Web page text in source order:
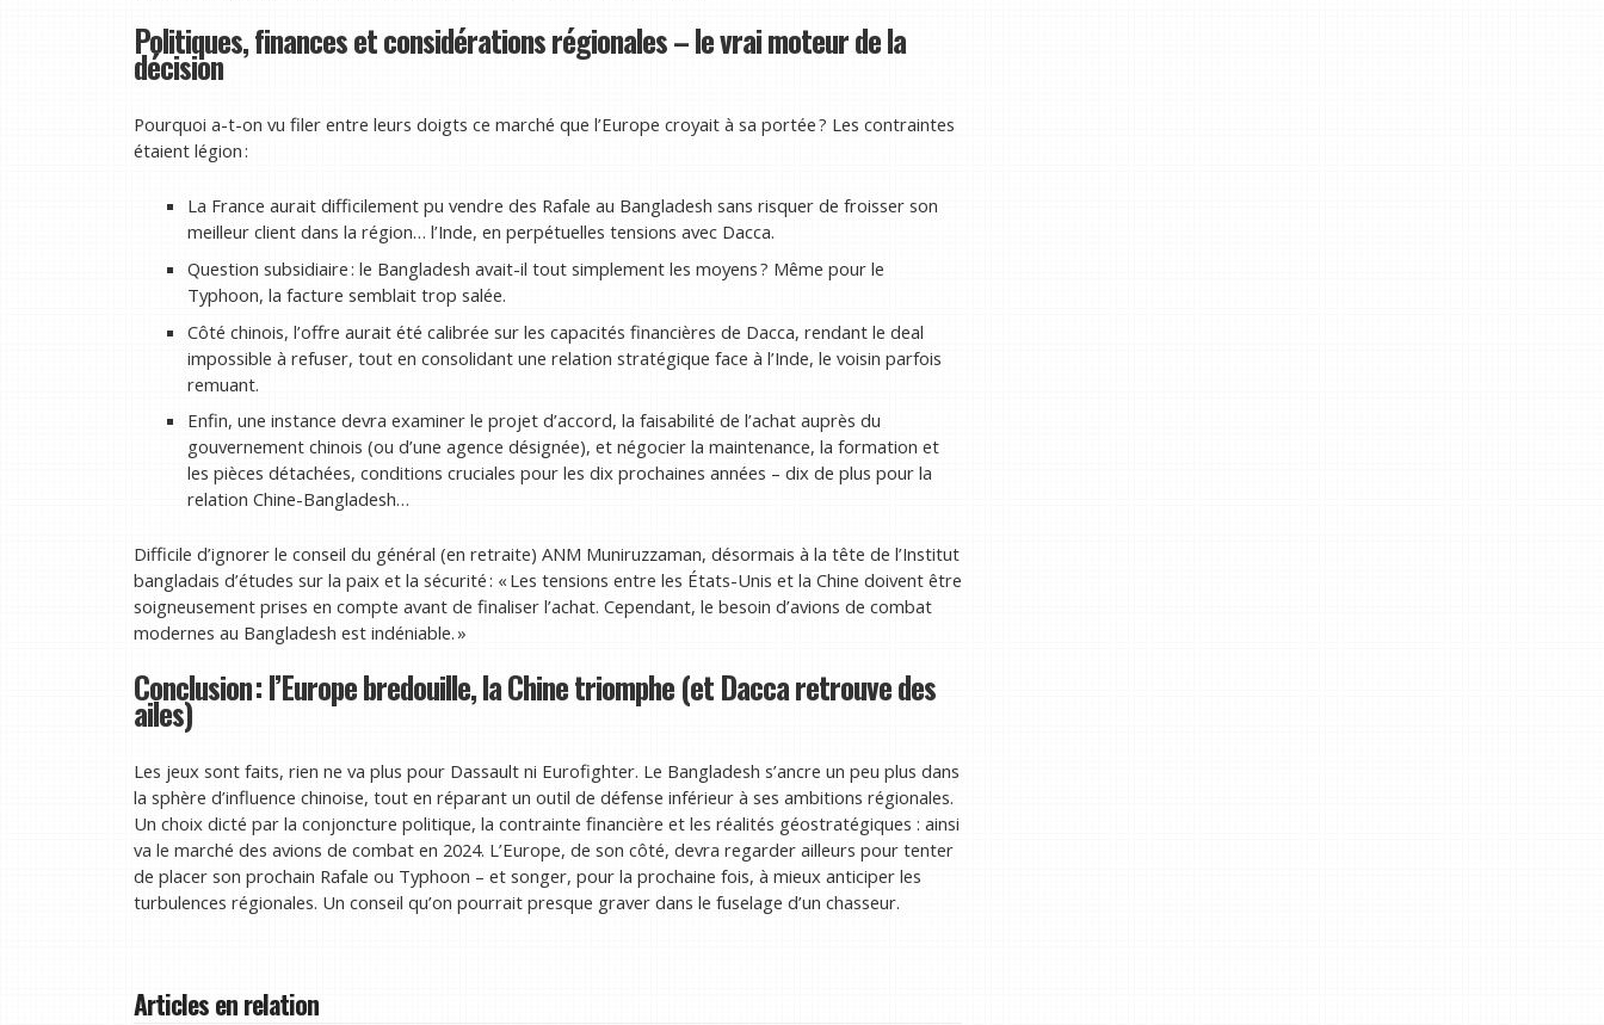
Politiques, finances et considérations régionales – le vrai moteur de la
décision
Pourquoi a-t-on vu filer entre leurs doigts ce marché que l’Europe croyait à sa portée ? Les contraintes
étaient légion :
La France aurait difficilement pu vendre des Rafale au Bangladesh sans risquer de froisser son
meilleur client dans la région… l’Inde, en perpétuelles tensions avec Dacca.
Question subsidiaire : le Bangladesh avait-il tout simplement les moyens ? Même pour le
Typhoon, la facture semblait trop salée.
Côté chinois, l’offre aurait été calibrée sur les capacités financières de Dacca, rendant le deal
impossible à refuser, tout en consolidant une relation stratégique face à l’Inde, le voisin parfois
remuant.
Enfin, une instance devra examiner le projet d’accord, la faisabilité de l’achat auprès du
gouvernement chinois (ou d’une agence désignée), et négocier la maintenance, la formation et
les pièces détachées, conditions cruciales pour les dix prochaines années – dix de plus pour la
relation Chine-Bangladesh…
Difficile d’ignorer le conseil du général (en retraite) ANM Muniruzzaman, désormais à la tête de l’Institut
bangladais d’études sur la paix et la sécurité : « Les tensions entre les États-Unis et la Chine doivent être
soigneusement prises en compte avant de finaliser l’achat. Cependant, le besoin d’avions de combat
modernes au Bangladesh est indéniable. »
Conclusion : l’Europe bredouille, la Chine triomphe (et Dacca retrouve des
ailes)
Les jeux sont faits, rien ne va plus pour Dassault ni Eurofighter. Le Bangladesh s’ancre un peu plus dans
la sphère d’influence chinoise, tout en réparant un outil de défense inférieur à ses ambitions régionales.
Un choix dicté par la conjoncture politique, la contrainte financière et les réalités géostratégiques : ainsi
va le marché des avions de combat en 2024. L’Europe, de son côté, devra regarder ailleurs pour tenter
de placer son prochain Rafale ou Typhoon – et songer, pour la prochaine fois, à mieux anticiper les
turbulences régionales. Un conseil qu’on pourrait presque graver dans le fuselage d’un chasseur.
Articles en relation